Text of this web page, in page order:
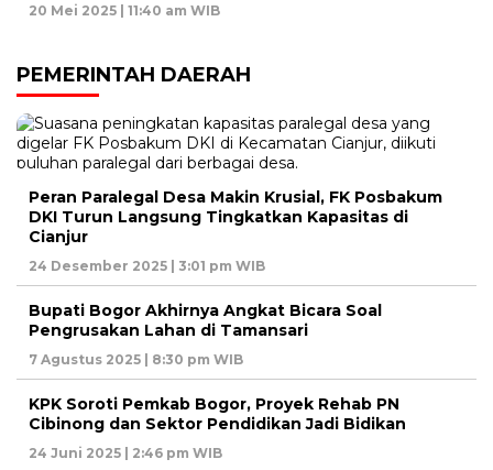
20 Mei 2025 | 11:40 am WIB
PEMERINTAH DAERAH
Peran Paralegal Desa Makin Krusial, FK Posbakum
DKI Turun Langsung Tingkatkan Kapasitas di
Cianjur
24 Desember 2025 | 3:01 pm WIB
Bupati Bogor Akhirnya Angkat Bicara Soal
Pengrusakan Lahan di Tamansari
7 Agustus 2025 | 8:30 pm WIB
KPK Soroti Pemkab Bogor, Proyek Rehab PN
Cibinong dan Sektor Pendidikan Jadi Bidikan
24 Juni 2025 | 2:46 pm WIB